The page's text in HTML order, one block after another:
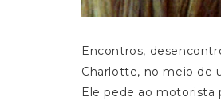
Encontros,
Charlotte, no meio de
Ele pede ao motorista